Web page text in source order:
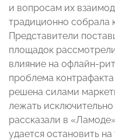
и вопросам их
традиционно собрала
Представители
площадок
влияние на офлайн-
проблема
решена силами
лежать исключительно
рассказали в
удается остановить